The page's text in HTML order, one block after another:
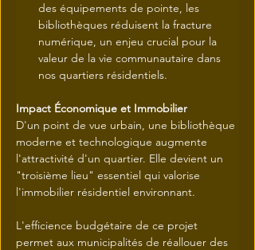
des équipements de pointe, les
bibliothèques réduisent la fracture
numérique, un enjeu crucial pour la
valeur de la vie communautaire dans
nos quartiers résidentiels.
Impact Économique et Immobilier
D'un point de vue urbain, une bibliothèque
moderne et technologique augmente
l'attractivité d'un quartier. Elle devient un
"troisième lieu" essentiel qui valorise
l'immobilier résidentiel environnant.
L'efficience budgétaire de ce projet
permet aux municipalités de réallouer des